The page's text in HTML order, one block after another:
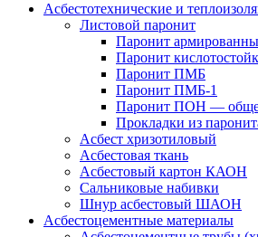
Асбестотехнические и
Листовой паронит
Паронит
Паронит
Паронит ПМБ
Паронит ПМБ-1
Паронит ПОН —
Прокладки из
Асбест хризотиловый
Асбестовая ткань
Асбестовый картон КАОН
Сальниковые набивки
Шнур асбестовый ШАОН
Асбестоцементные материалы